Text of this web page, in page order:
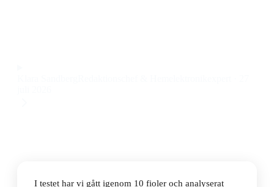
I testet har vi gått igenom 10 fioler och analyserat